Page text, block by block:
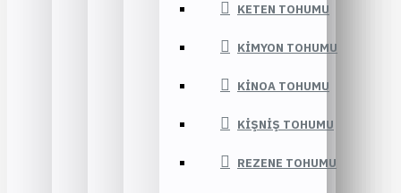
KETEN TOHUMU
KIMYON TOHUMU
KINOA TOHUMU
KIŞNIŞ TOHUMU
REZENE TOHUMU